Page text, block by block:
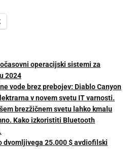
operacijski sistemi za
2024
vode brez prebojev: Diablo Canyon
v novem svetu IT varnosti.
brezžičnem svetu lahko kmalu
Kako izkoristiti Bluetooth
dvomljivega 25.000 $ avdiofilski